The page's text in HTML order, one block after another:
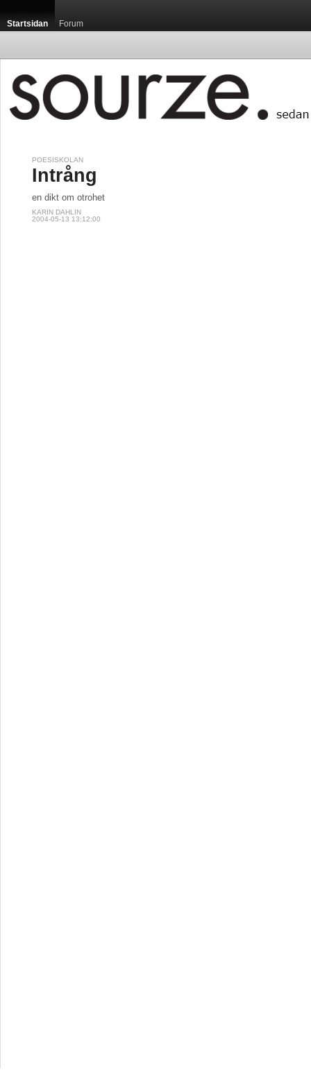
Startsidan Forum
POESISKOLAN
Intrång
en dikt om otrohet
KARIN DAHLIN
2004-05-13 13:12:00